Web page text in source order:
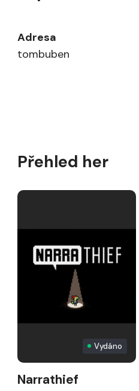
Adresa
tombuben
Přehled her
Vydáno
Narrathief